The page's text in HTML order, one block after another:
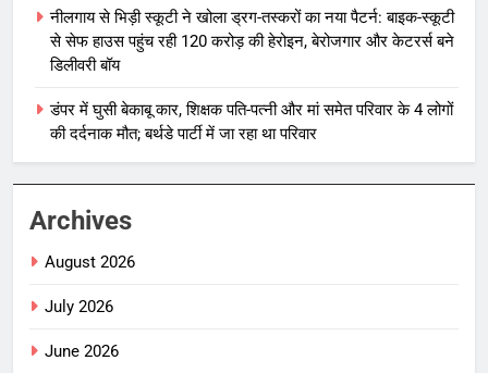
नीलगाय से भिड़ी स्कूटी ने खोला ड्रग-तस्करों का नया पैटर्न: बाइक-स्कूटी
से सेफ हाउस पहुंच रही 120 करोड़ की हेरोइन, बेरोजगार और केटरर्स बने
डिलीवरी बॉय
डंपर में घुसी बेकाबू कार, शिक्षक पति-पत्नी और मां समेत परिवार के 4 लोगों
की दर्दनाक मौत; बर्थडे पार्टी में जा रहा था परिवार
Archives
August 2026
July 2026
June 2026